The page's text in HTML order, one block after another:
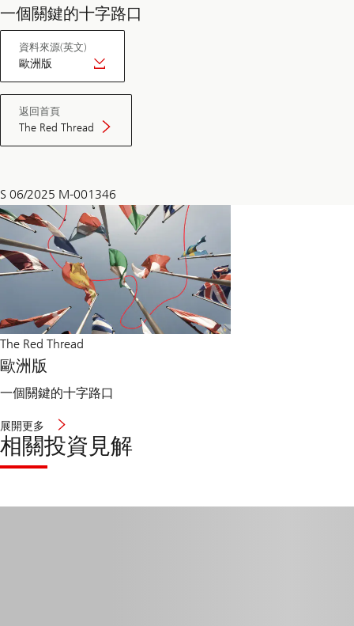
一個關鍵的十字路口
資料來源(英文)
歐洲版
The
Red
Thread：
歐
洲
版
返回首頁
The Red Thread
歐
洲
版
S 06/2025 M-001346
The Red Thread
歐洲版
一個關鍵的十字路口
展開更多
相關投資見解